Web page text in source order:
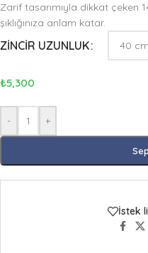
Zarif tasarımıyla dikkat çeken
şıklığınıza anlam katar.
ZINCIR UZUNLUK
₺5,300
- +
İstek